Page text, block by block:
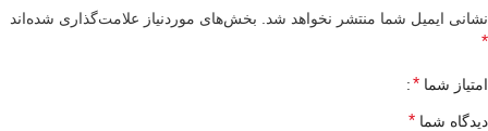
نشانی ایمیل شما منتشر نخواهد شد. بخش‌های موردنیاز علامت‌گذاری شده‌اند
*
امتیاز شما *
دیدگاه شما *